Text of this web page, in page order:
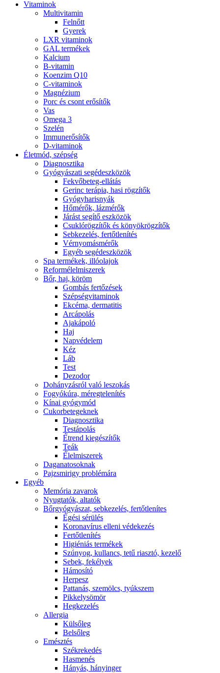
Vitaminok
Multivitamin
Felnőtt
Gyerek
LXR vitaminok
GAL termékek
Kalcium
B-vitamin
Koenzim Q10
C-vitaminok
Magnézium
Porc és csont erősítők
Vas
Omega 3
Szelén
Immunerősítők
D-vitaminok
Életmód, szépség
Diagnosztika
Gyógyászati segédeszközök
Fekvőbeteg-ellátás
Gerinc terápia, hasi rögzítők
Gyógyharisnyák
Hőmérők, lázmérők
Járást segítő eszközök
Csuklórögzítők és könyökrögzítők
Sebkezelés, fertőtlenítés
Vérnyomásmérők
Egyéb segédeszközök
Spa termékek, illóolajok
Reformélelmiszerek
Bőr, haj, köröm
Gombás fertőzések
Szépségvitaminok
Ekcéma, dermatitis
Arcápolás
Ajakápoló
Haj
Napvédelem
Kéz
Láb
Test
Dezodor
Dohányzásról való leszokás
Fogyókúra, méregtelenítés
Kínai gyógymód
Cukorbetegeknek
Diagnosztika
Testápolás
É́trend kiegészítők
Teák
É́lelmiszerek
Daganatosoknak
Pajzsmirigy problémára
Egyéb
Memória zavarok
Nyugtatók, altatók
Bőrgyógyászat, sebkezelés, fertőtlenítes
É́gési sérülés
Koronavírus elleni védekezés
Fertőtlenítés
Higiéniás termékek
Szúnyog, kullancs, tetű riasztó, kezelő
Sebek, fekélyek
Hámosító
Herpesz
Pattanás, szemölcs, tyúkszem
Pikkelysömör
Hegkezelés
Allergia
Külsőleg
Belsőleg
Emésztés
Székrekedés
Hasmenés
Hányás, hányinger